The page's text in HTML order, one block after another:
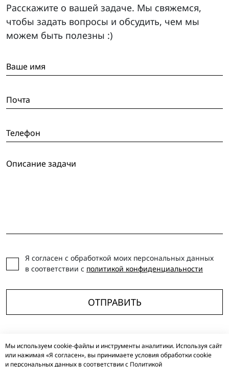
Расскажите о вашей задаче. Мы свяжемся,
чтобы задать вопросы и обсудить, чем мы
можем быть полезны :)
Я согласен с обработкой моих персональных данных
в соответствии с политикой конфиденциальности
ОТПРАВИТЬ
TELEGRAM VKONTAKTE YOUTUBE DZEN VC RUTUBE
Мы используем cookie-файлы и инструменты аналитики. Используя сайт
или нажимая «Я согласен», вы принимаете условия обработки cookie
и персональных данных в соответствии с Политикой